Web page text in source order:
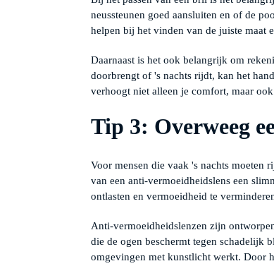
neussteunen goed aansluiten en of de
helpen bij het vinden van de juiste maat
Daarnaast is het ook belangrijk om
doorbrengt of 's nachts rijdt, kan het
verhoogt niet alleen je comfort, maar
Tip 3: Overweeg
Voor mensen die vaak 's nachts moeten
van een anti-vermoeidheidslens een
ontlasten en vermoeidheid te
Anti-vermoeidheidslenzen zijn
die de ogen beschermt tegen
omgevingen met kunstlicht werkt. Door